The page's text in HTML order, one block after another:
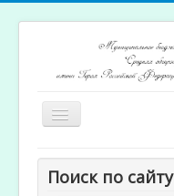
Включить/
выключить
Главная
Поиск по сайту